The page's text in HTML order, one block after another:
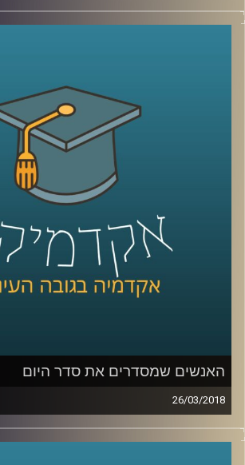
IDC Beyond היא תכנית
עמיר לבקוביץ', מנהל התכנית,
בוגרת המחזור הראשון, מספרים
העבודה – החל מלימוד הבעיות
השונים, דרך מפגש עם המנטורים
הסופי והמפגש עם המשקיעים
קרדיט תמונות: AudioVersity
האנשים שמסדרים את סדר היום
26/03/2018
כיצד הצליח אריק שרון, בניגוד